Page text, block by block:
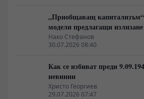
„Приобщаващ капитализъм“
модели предлагащи
неолиберализма
Нако Стефанов
30.07.2026 08:40
Как се избиват преди
невинни
Христо Георгиев
29.07.2026 07:47